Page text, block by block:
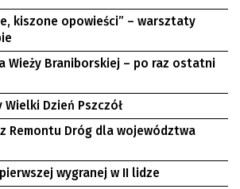
kiszone opowieści” – warsztaty
Wieży Braniborskiej – po raz ostatni
Dzień Pszczół
Remontu Dróg dla województwa
wygranej w II lidze